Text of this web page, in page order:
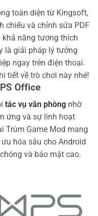
toàn diện từ Kingsoft,
chiếu và chỉnh sửa PDF
năng tương thích
là giải pháp lý tưởng
ngay trên điện thoại.
tiết về trò chơi này nhé!
Office
tác vụ văn phòng nhờ
ứng và sự linh hoạt
Trùm Game Mod mang
hóa sâu cho Android
và bảo mật cao.